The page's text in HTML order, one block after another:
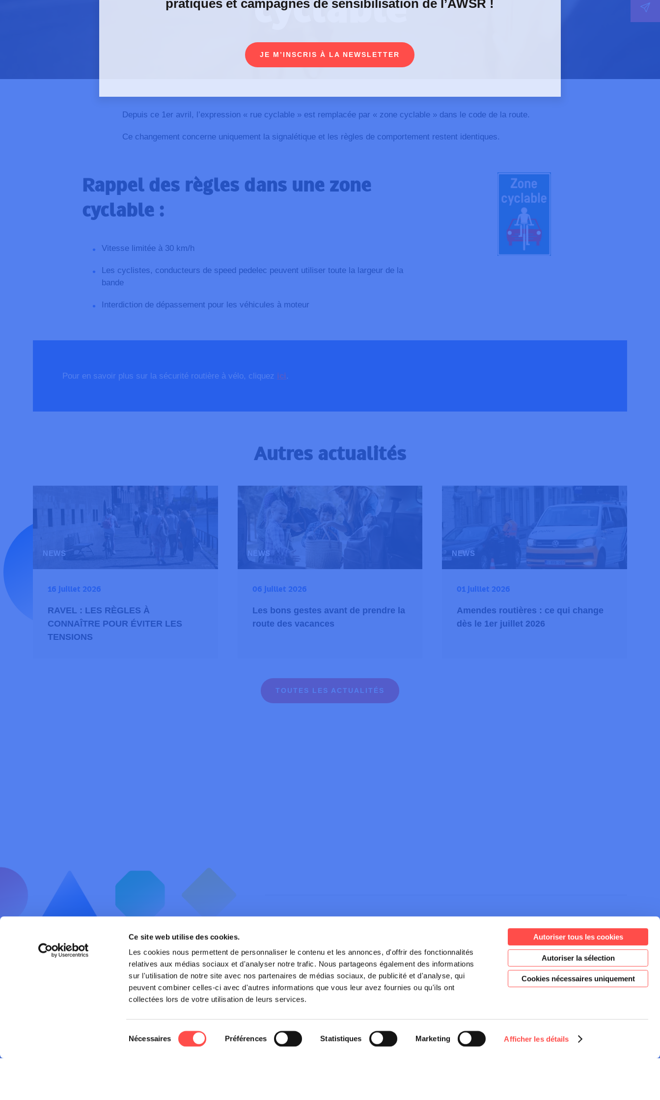
Ce site web utilise des cookies.
Les cookies nous permettent de personnaliser le contenu et les annonces, d'offrir des fonctionnalités
relatives aux médias sociaux et d'analyser notre trafic. Nous partageons également des informations
sur l'utilisation de notre site avec nos partenaires de médias sociaux, de publicité et d'analyse, qui
peuvent combiner celles-ci avec d'autres informations que vous leur avez fournies ou qu'ils ont
collectées lors de votre utilisation de leurs services.
du
Nécessaires Préférences Statistiques Marketing Afficher les détails
Autoriser tous les cookies
Autoriser la sélection
Cookies nécessaires uniquement
Depuis ce 1er avril, l’expression « rue cyclable » est remplacée par « zone cyclable » dans le code de la route.
Ce changement concerne uniquement la signalétique et les règles de comportement restent identiques.
Rappel des règles dans une zone
cyclable :
Vitesse limitée à 30 km/h
Les cyclistes, conducteurs de speed pedelec peuvent utiliser toute la largeur de la
bande
Interdiction de dépassement pour les véhicules à moteur
Pour en savoir plus sur la sécurité routière à vélo, cliquez ici .
Autres actualités
NEWS
16 juillet 2026
RAVEL : LES RÈGLES À
CONNAÎTRE POUR ÉVITER LES
TENSIONS
NEWS
06 juillet 2026
Les bons gestes avant de prendre la
route des vacances
NEWS
01 juillet 2026
Amendes routières : ce qui change
dès le 1er juillet 2026
TOUTES LES ACTUALITÉS
Sécurité routière
Offres et services
AWSR
Contact
Partenaires
Publications
Presse
Publications
Inscrivez-vous à notre
newsletter
pratiques et campagnes de sensibilisation de l’AWSR !
JE M’INSCRIS À LA NEWSLETTER